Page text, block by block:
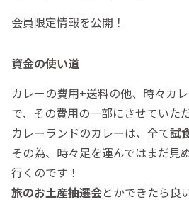
会員限定情報を公開！
資金の使い道
カレーの費用+送料の他、時々カ
で、その費用の一部にさせていた
カレーランドのカレーは、全て試
その為、時々足を運んではまだ見
行くのです！
旅のお土産抽選会とかできたら良